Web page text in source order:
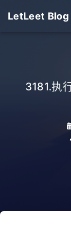
LetLeet Blog
3181.执